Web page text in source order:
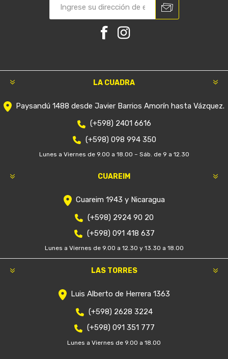
LA CUADRA
Paysandú 1488 desde Javier Barrios Amorín hasta Vázquez.
(+598) 2401 6616
(+598) 098 994 350
Lunes a Viernes de 9.00 a 18.00 – Sáb. de 9 a 12.30
CUAREIM
Cuareim 1943 y Nicaragua
(+598) 2924 90 20
(+598) 091 418 637
Lunes a Viernes de 9.00 a 12.30 y 13.30 a 18.00
LAS TORRES
Luis Alberto de Herrera 1363
(+598) 2628 3224
(+598) 091 351 777
Lunes a Viernes de 9.00 a 18.00